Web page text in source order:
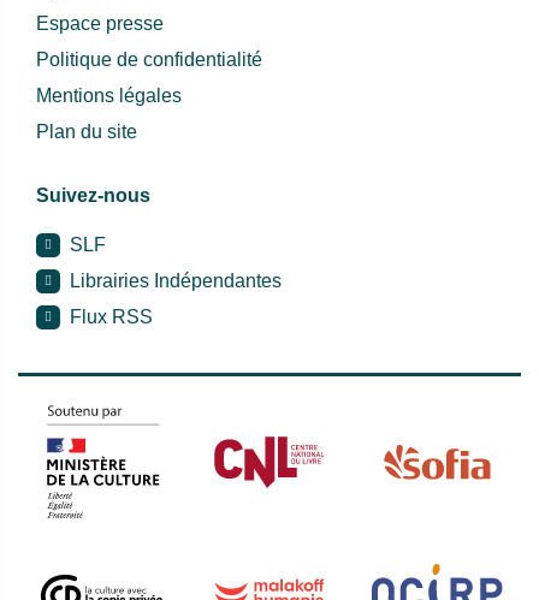
Espace presse
Politique de confidentialité
Mentions légales
Plan du site
Suivez-nous
SLF
Librairies Indépendantes
Flux RSS